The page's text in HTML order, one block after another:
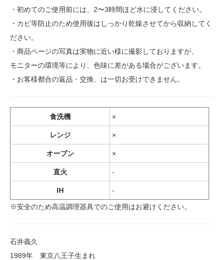
・初めてのご使用前には、2〜3時間ほど水に浸してください。
・カビ等防止のため使用後はしっかり乾燥させてから収納してく
ださい。
・商品ページの写真は実物に近い様に撮影しておりますが、
モニターの環境等により、色味に差がある場合がございます。
・お客様都合の返品・交換、は一切お受けできません。
食洗機 ×
レンジ ×
オーブン ×
直火 -
IH -
※安全のため高温調理器具でのご使用はお避けください。
石井義久
1989年 東京八王子生まれ